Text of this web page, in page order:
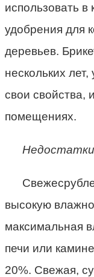
использовать в
удобрения для
деревьев.
нескольких
свои свойства,
помещениях.
Недостатки
высокую
максимальная
печи или
20%. Свежая,